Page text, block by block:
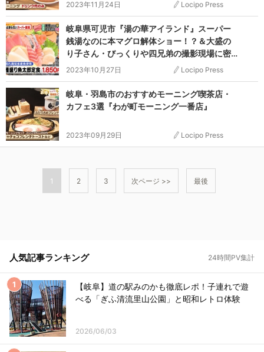
2023年11月24日 Locipo Press
岐阜県可児市『湯の華アイランド』スーパー
銭湯なのに本マグロ解体ショー！？＆大盛の
り子さん・びっくりや四兄弟の撮影現場に密
着！『PS純金（ゴールド）』
2023年10月27日 Locipo Press
岐阜・羽島市のおすすめモーニング喫茶店・
カフェ3選『わが町モーニング一番店』
2023年09月29日 Locipo Press
1 2 3 次ページ >> 最後
人気記事ランキング 24時間PV集計
【岐阜】道の駅みのかも徹底レポ！子連れで遊
べる「ぎふ清流里山公園」と昭和レトロ体験
2026/06/03